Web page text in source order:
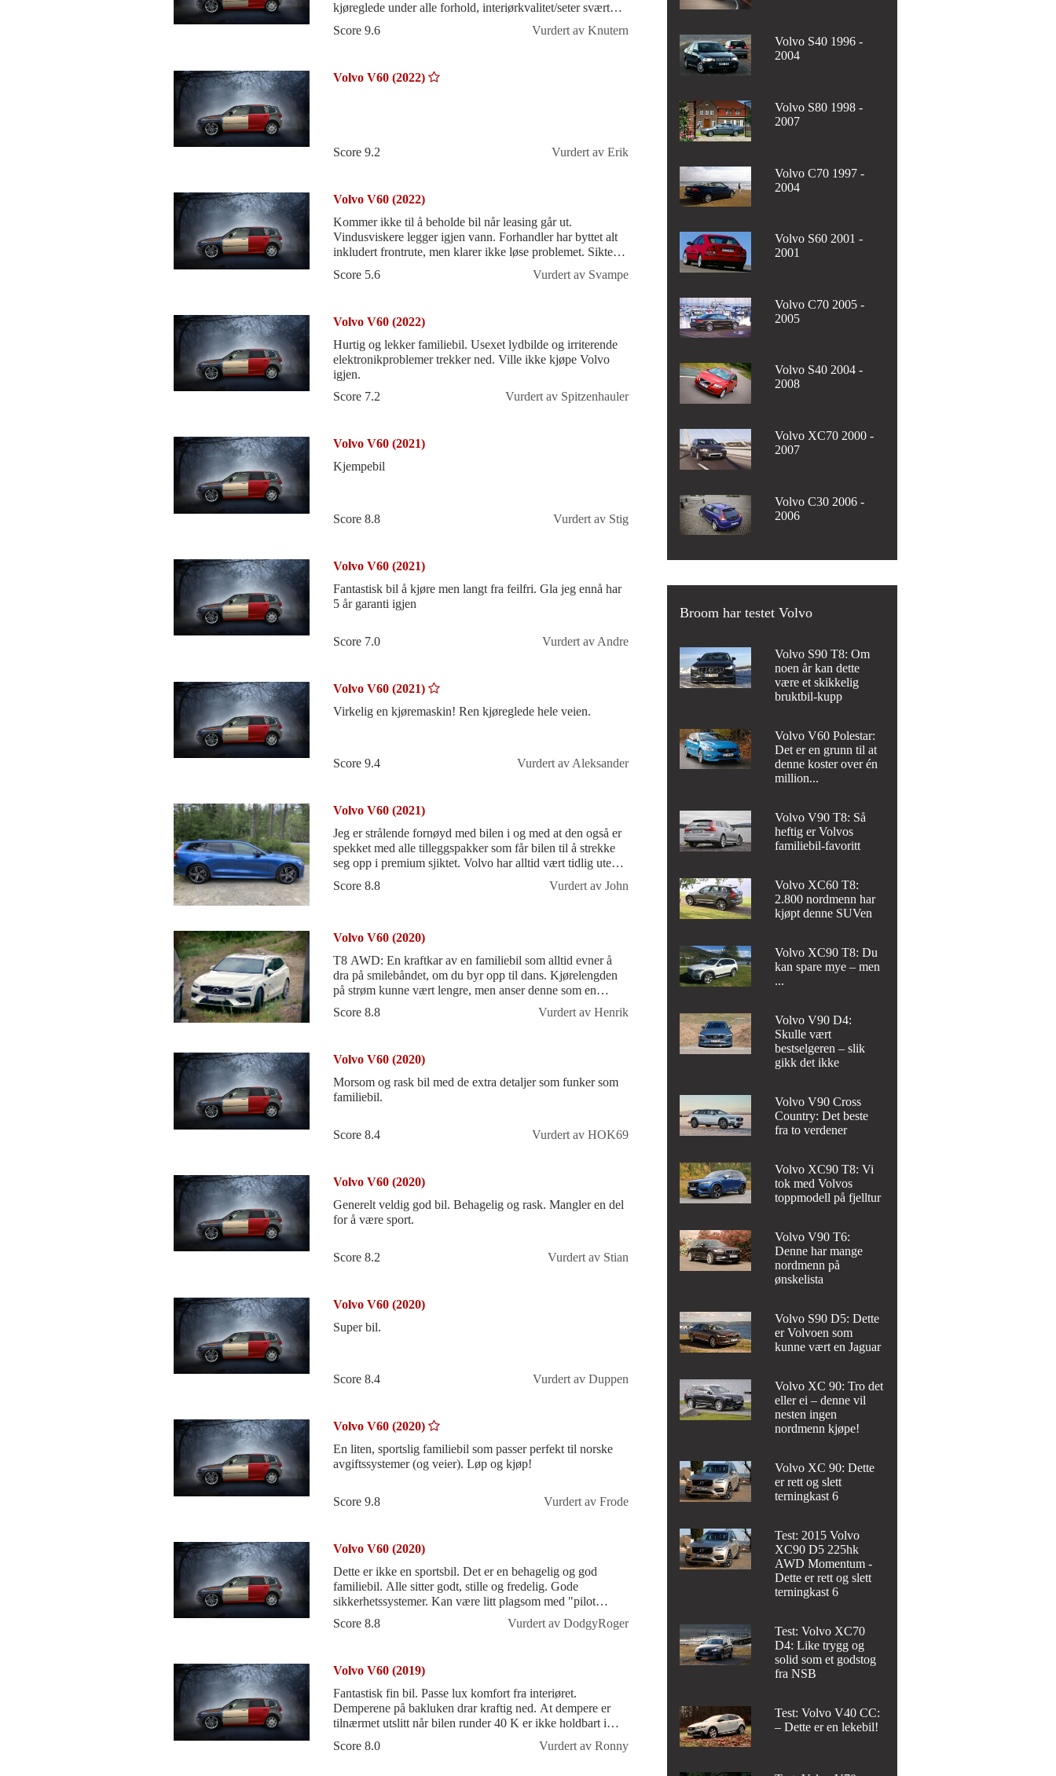
kjøreglede under alle forhold, interiørkvalitet/seter svært
Score 9.6 Vurdert av Knutern
Volvo V60 (2022)
Score 9.2 Vurdert av Erik
Volvo V60 (2022)
Kommer ikke til å beholde bil når leasing går ut.
Vindusviskere legger igjen vann. Forhandler har byttet alt
inkludert frontrute, men klarer ikke løse problemet. Sikten
Score 5.6 Vurdert av Svampe
Volvo V60 (2022)
Hurtig og lekker familiebil. Usexet lydbilde og irriterende
elektronikproblemer trekker ned. Ville ikke kjøpe Volvo
igjen.
Score 7.2
Vurdert av Spitzenhauler
Volvo V60 (2021)
Kjempebil
Score 8.8 Vurdert av Stig
Volvo V60 (2021)
Fantastisk bil å kjøre men langt fra feilfri. Gla jeg ennå har
5 år garanti igjen
Score 7.0 Vurdert av Andre
Volvo V60 (2021)
Virkelig en kjøremaskin! Ren kjøreglede hele veien.
Score 9.4 Vurdert av Aleksander
Volvo V60 (2021)
Jeg er strålende fornøyd med bilen i og med at den også er
spekket med alle tilleggspakker som får bilen til å strekke
seg opp i premium sjiktet. Volvo har alltid vært tidlig ute
Score 8.8 Vurdert av John
Volvo V60 (2020)
T8 AWD: En kraftkar av en familiebil som alltid evner å
dra på smilebåndet, om du byr opp til dans. Kjørelengden
på strøm kunne vært lengre, men anser denne som en
bonus på en finfin 2l bens
Score 8.8 Vurdert av Henrik
Volvo V60 (2020)
Morsom og rask bil med de extra detaljer som funker som
familiebil.
Score 8.4 Vurdert av HOK69
Volvo V60 (2020)
Generelt veldig god bil. Behagelig og rask. Mangler en del
for å være sport.
Score 8.2 Vurdert av Stian
Volvo V60 (2020)
Super bil.
Score 8.4 Vurdert av Duppen
Volvo V60 (2020)
En liten, sportslig familiebil som passer perfekt til norske
avgiftssystemer (og veier). Løp og kjøp!
Score 9.8 Vurdert av Frode
Volvo V60 (2020)
Dette er ikke en sportsbil. Det er en behagelig og god
familiebil. Alle sitter godt, stille og fredelig. Gode
sikkerhetssystemer. Kan være litt plagsom med "pilot
assist" aktiv, og du må følge m
Score 8.8 Vurdert av DodgyRoger
Volvo V60 (2019)
Fantastisk fin bil. Passe lux komfort fra interiøret.
Demperene på bakluken drar kraftig ned. At dempere er
tilnærmet utslitt når bilen runder 40 K er ikke holdbart i
Score 8.0 Vurdert av Ronny
Volvo S40 1996 -
2004
Volvo S80 1998 -
2007
Volvo C70 1997 -
2004
Volvo S60 2001 -
2001
Volvo C70 2005 -
2005
Volvo S40 2004 -
2008
Volvo XC70 2000 -
2007
Volvo C30 2006 -
2006
Broom har testet Volvo
Volvo S90 T8: Om
noen år kan dette
være et skikkelig
bruktbil-kupp
Volvo V60 Polestar:
Det er en grunn til at
denne koster over én
million...
Volvo V90 T8: Så
heftig er Volvos
familiebil-favoritt
Volvo XC60 T8:
2.800 nordmenn har
kjøpt denne SUVen
Volvo XC90 T8: Du
kan spare mye – men
...
Volvo V90 D4:
Skulle vært
bestselgeren – slik
gikk det ikke
Volvo V90 Cross
Country: Det beste
fra to verdener
Volvo XC90 T8: Vi
tok med Volvos
toppmodell på fjelltur
Volvo V90 T6:
Denne har mange
nordmenn på
ønskelista
Volvo S90 D5: Dette
er Volvoen som
kunne vært en Jaguar
Volvo XC 90: Tro det
eller ei – denne vil
nesten ingen
nordmenn kjøpe!
Volvo XC 90: Dette
er rett og slett
terningkast 6
Test: 2015 Volvo
XC90 D5 225hk
AWD Momentum -
Dette er rett og slett
terningkast 6
Test: Volvo XC70
D4: Like trygg og
solid som et godstog
fra NSB
Test: Volvo V40 CC:
– Dette er en lekebil!